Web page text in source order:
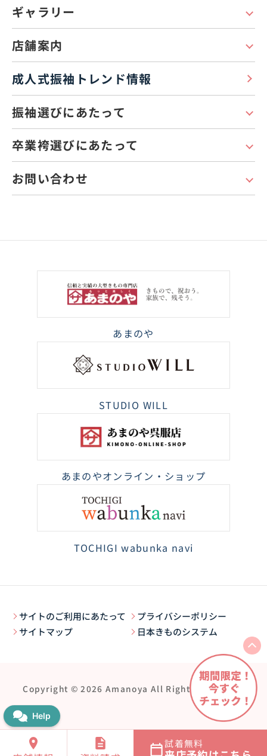
振袖選びにあたって
卒業袴選びにあたって
お問い合わせ
店舗案内
ギャラリー
成人式振袖トレンド情報
あまのや
STUDIO WILL
あまのやオンライン・ショップ
TOCHIGI wabunka navi
サイトのご利用にあたって
プライバシーポリシー
サイトマップ
日本きものシステム
Copyright © 2026 Amanoya All Rights Reserved.
試着無料